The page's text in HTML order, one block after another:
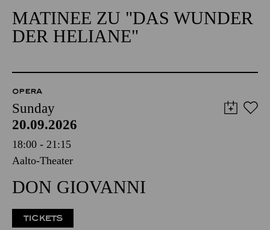
MATINEE ZU "DAS WUNDER
DER HELIANE"
OPERA
Sunday
20.09.2026
18:00 - 21:15
Aalto-Theater
DON GIOVANNI
TICKETS